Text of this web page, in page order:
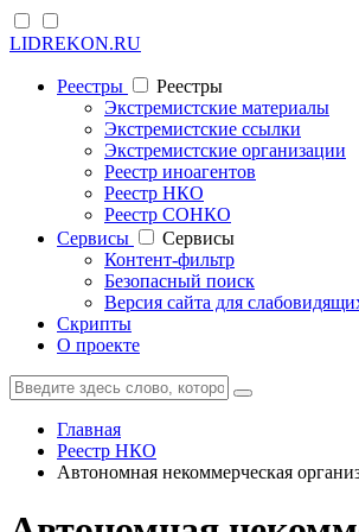
LIDREKON.RU
Реестры
Реестры
Экстремистские материалы
Экстремистские ссылки
Экстремистские организации
Реестр иноагентов
Реестр НКО
Реестр СОНКО
Cервисы
Cервисы
Контент-фильтр
Безопасный поиск
Версия сайта для
Скрипты
О проекте
Главная
Реестр НКО
Автономная некоммерческая